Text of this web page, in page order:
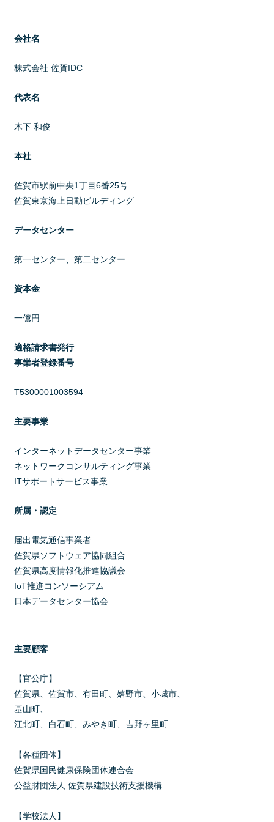
会社名
株式会社 佐賀IDC
代表名
木下 和俊
本社
佐賀市駅前中央1丁目6番25号
佐賀東京海上日動ビルディング
データセンター
第一センター、第二センター
資本金
一億円
適格請求書発行
事業者登録番号
T5300001003594
主要事業
インターネットデータセンター事業
ネットワークコンサルティング事業
ITサポートサービス事業
所属・認定
届出電気通信事業者
佐賀県ソフトウェア協同組合
佐賀県高度情報化推進協議会
IoT推進コンソーシアム
日本データセンター協会
主要顧客
【官公庁】
佐賀県、佐賀市、有田町、嬉野市、小城市、
基山町、
江北町、白石町、みやき町、吉野ヶ里町
【各種団体】
佐賀県国民健康保険団体連合会
公益財団法人 佐賀県建設技術支援機構
【学校法人】